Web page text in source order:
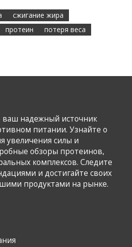
сжигание жира
протеин потеря веса
надежный источник
питании. Узнайте о
увеличения силы и
обзоры протеинов,
комплексов. Следите
и достигайте своих
продуктами на рынке.